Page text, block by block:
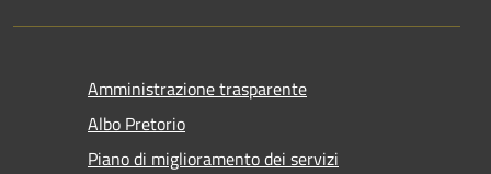
Amministrazione trasparente
Albo Pretorio
Piano di miglioramento dei servizi